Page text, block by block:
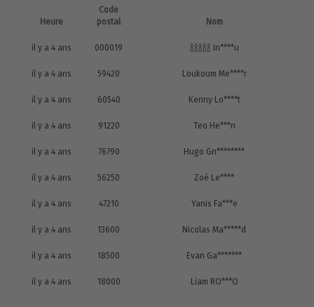
Heure
Code
postal
Nom
il y a 4 ans 000019 🍾🍾🍾🍾🍾 In****u
il y a 4 ans 59420 Loukoum Me****r
il y a 4 ans 60540 Kenny Lo****t
il y a 4 ans 91220 Teo He***n
il y a 4 ans 76790 Hugo Gn********
il y a 4 ans 56250 Zoé Le****
il y a 4 ans 47210 Yanis Fa***e
il y a 4 ans 13600 Nicolas Ma*****d
il y a 4 ans 18500 Evan Ga*******
il y a 4 ans 18000 Liam RO***O